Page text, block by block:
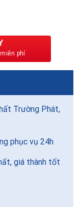
số lượng
Trường Phát,
phục vụ 24h
giá thành tốt